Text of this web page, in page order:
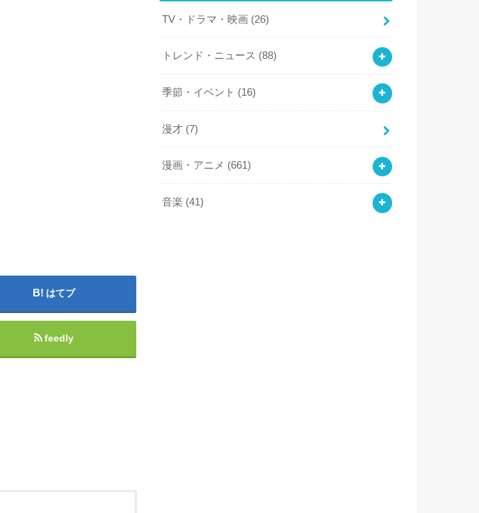
はてブ
feedly
TV・ドラマ・映画 (26)
トレンド・ニュース (88)
季節・イベント (16)
漫才 (7)
漫画・アニメ (661)
音楽 (41)